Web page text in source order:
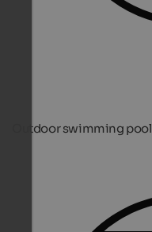
Outdoor swimming pool